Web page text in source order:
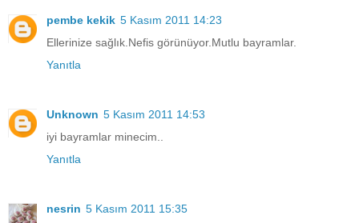
pembe kekik 5 Kasım 2011 14:23
Ellerinize sağlık.Nefis görünüyor.Mutlu bayramlar.
Yanıtla
Unknown 5 Kasım 2011 14:53
iyi bayramlar minecim..
Yanıtla
nesrin 5 Kasım 2011 15:35